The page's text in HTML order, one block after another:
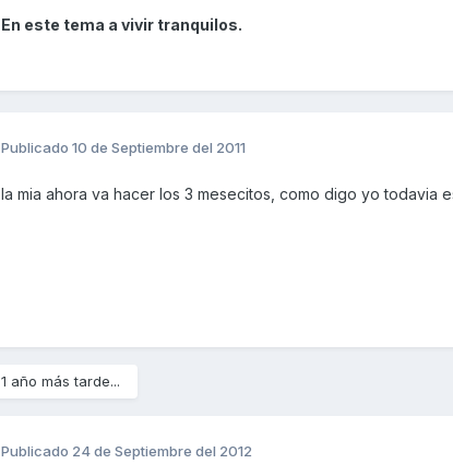
En este tema a vivir tranquilos.
Publicado 10 de Septiembre del 2011
la mia ahora va hacer los 3 mesecitos, como digo yo todavia
1 año más tarde...
Publicado 24 de Septiembre del 2012